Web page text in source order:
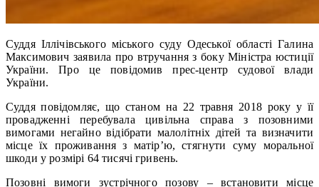
Суддя Іллічівського міського суду Одеської області Галина
Максимович заявила про втручання з боку Міністра юстиції
України. Про це повідомив прес-центр судової влади
України.
Суддя повідомляє, що станом на 22 травня 2018 року у її
провадженні перебувала цивільна справа з позовними
вимогами негайно відібрати малолітніх дітей та визначити
місце їх проживання з матір’ю, стягнути суму моральної
шкоди у розмірі 64 тисячі гривень.
Позовні вимоги зустрічного позову – встановити місце